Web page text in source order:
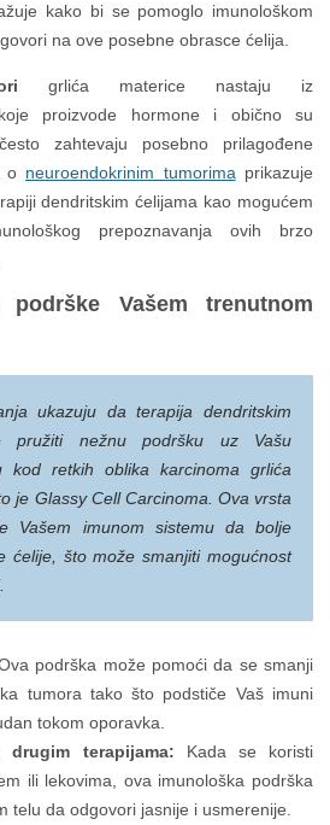
kako bi se pomoglo imunološkom
na ove posebne obrasce ćelija.
grlića materice nastaju iz
proizvode hormone i obično su
zahtevaju posebno prilagođene
o neuroendokrinim tumorima prikazuje
dendritskim ćelijama kao mogućem
prepoznavanja ovih brzo
podrške Vašem trenutnom
ukazuju da terapija dendritskim
pružiti nežnu podršku uz Vašu
kod retkih oblika karcinoma grlića
je Glassy Cell Carcinoma. Ova vrsta
Vašem imunom sistemu da bolje
ćelije, što može smanjiti mogućnost
podrška može pomoći da se smanji
tumora tako što podstiče Vaš imuni
tokom oporavka.
terapijama: Kada se koristi
ili lekovima, ova imunološka podrška
telu da odgovori jasnije i usmerenije.